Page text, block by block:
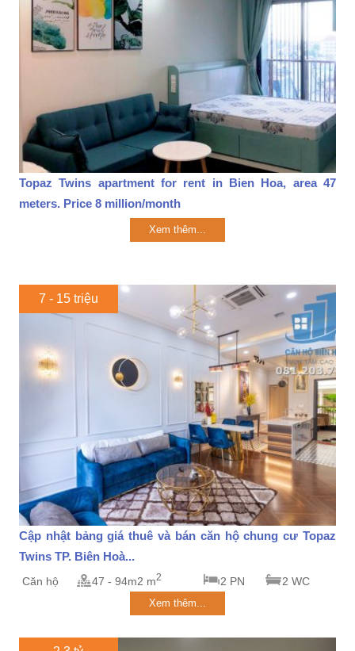
Topaz Twins apartment for rent in Bien Hoa, area 47
meters. Price 8 million/month
Xem thêm...
7 - 15 triệu
Cập nhật bảng giá thuê và bán căn hộ chung cư Topaz
Twins TP. Biên Hoà...
Căn hộ 47 - 94m2 m2 2 PN 2 WC
Xem thêm...